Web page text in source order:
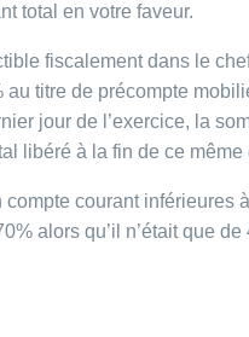
total en votre faveur.
fiscalement dans le
au titre de précompte
jour de l’exercice, la
libéré à la fin de ce même
courant inférieures
alors qu’il n’était que